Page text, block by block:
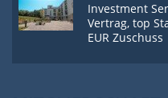
Investment
Vertrag, top
EUR Zuschuss